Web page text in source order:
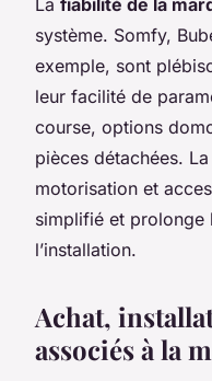
système. Somfy,
exemple, sont
leur facilité de
course, options
pièces détachées.
motorisation et
simplifié et prolonge
l’installation.
Achat,
associés à la